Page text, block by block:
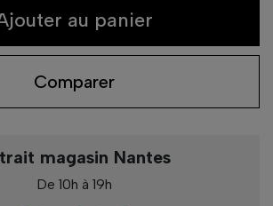
au panier
Comparer
magasin Nantes
De 10h à 19h